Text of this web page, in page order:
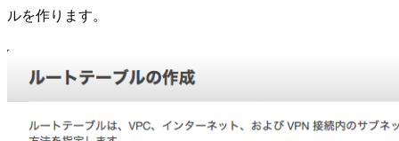
ルを作ります。